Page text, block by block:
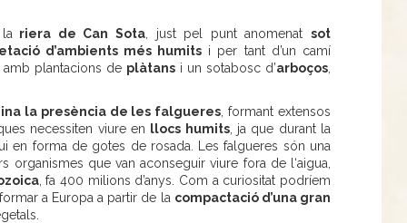
riera de Can Sota , just pel punt anomenatsot
d’ambients més humits i per tant d’un camí
plantacions de plàtans i un sotabosc d’arboços
la presència de les falgueres , formant extensos
necessiten viure en llocs humits, ja que durant la
en forma de gotes de rosada. Les falgueres són una
que van aconseguir viure fora de l‘aigua,
, fa 400 milions d’anys. Com a curiositat podríem
a Europa a partir de la compactació d’una gran